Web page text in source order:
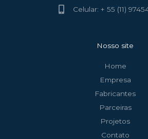
Celular: + 55 (11)
Nosso site
Home
Empresa
Fabricantes
Parceiras
Projetos
Contato